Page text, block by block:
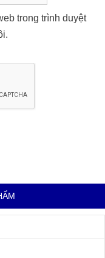
trong trình duyệt